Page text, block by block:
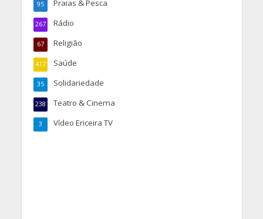
Praias & Pesca
95
Rádio
267
Religião
67
Saúde
417
Solidariedade
35
Teatro & Cinema
238
Vídeo Ericeira TV
3